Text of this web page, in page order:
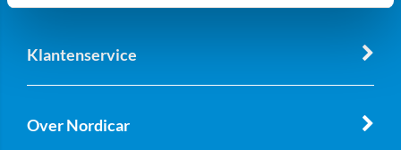
Klantenservice
Over Nordicar